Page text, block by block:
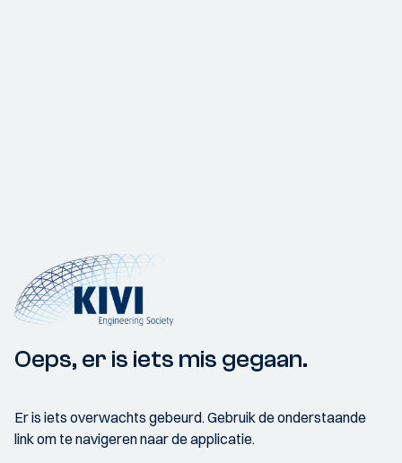
Oeps, er is iets mis gegaan.
Er is iets overwachts gebeurd. Gebruik de onderstaande
link om te navigeren naar de applicatie.